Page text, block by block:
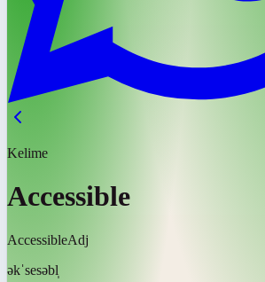
Kelime
Accessible
AccessibleAdj
əkˈsesəbl̩